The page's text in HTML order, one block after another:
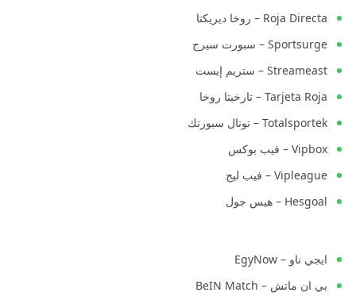
Roja Directa – روخا ديريكتا
Sportsurge – سبورت سيرج
Streameast – ستريم إيست
Tarjeta Roja – تارخيتا روخا
Totalsportek – توتال سبورتك
Vipbox – فيب بوكس
Vipleague – فيب ليج
Hesgoal – هيس جول
ايجي ناو – EgyNow
بي ان ماتش – BeIN Match